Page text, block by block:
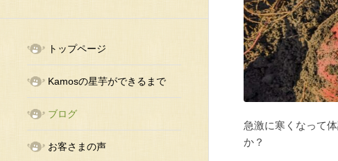
トップページ
Kamosの星芋ができるまで
ブログ
お客さまの声
急激に寒くなって
か？